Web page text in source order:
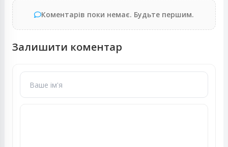
Коментарів поки немає. Будьте першим.
Залишити коментар